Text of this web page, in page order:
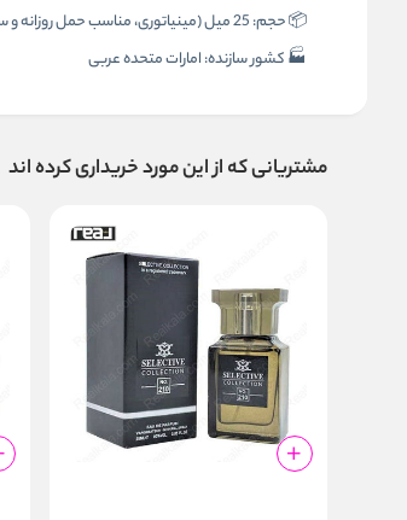
📦 حجم: 25 میل (مینیاتوری، مناسب حمل روزانه و سفر)
🏭 کشور سازنده: امارات متحده عربی
مشتریانی که از این مورد خریداری کرده اند